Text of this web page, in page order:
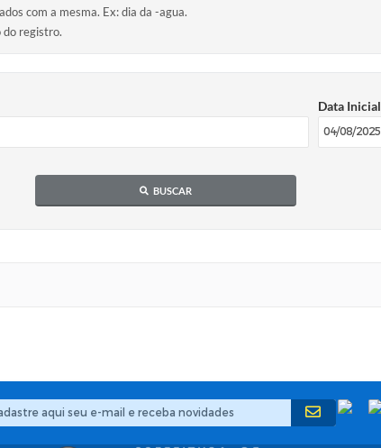
com a mesma. Ex: dia da -agua.
do registro.
Data Inicial
BUSCAR